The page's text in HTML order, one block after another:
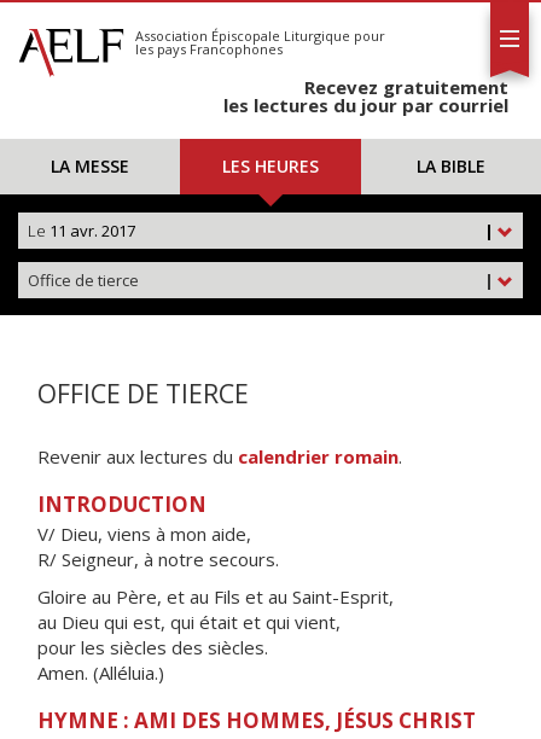
S'abonner
Calendrier
Association Épiscopale Liturgique pour
les pays Francophones
Recevez gratuitement
les lectures du jour par courriel
LA MESSE LES HEURES LA BIBLE
|
Le 11 avr. 2017
|
Office de tierce
OFFICE DE TIERCE
Revenir aux lectures du calendrier romain.
INTRODUCTION
V/ Dieu, viens à mon aide,
R/ Seigneur, à notre secours.
Gloire au Père, et au Fils et au Saint-Esprit,
au Dieu qui est, qui était et qui vient,
pour les siècles des siècles.
Amen. (Alléluia.)
HYMNE : AMI DES HOMMES, JÉSUS CHRIST